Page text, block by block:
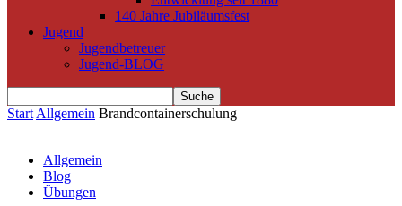
140 Jahre Jubiläumsfest
Jugend
Jugendbetreuer
Jugend-BLOG
Start Allgemein Brandcontainerschulung
Allgemein
Blog
Übungen